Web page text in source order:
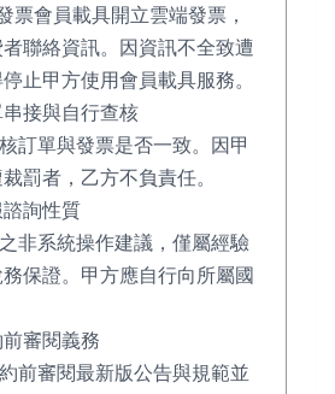
票會員載具開立雲端發票，
聯絡資訊。因資訊不全致遭
止甲方使用會員載具服務。
接與自行查核
訂單與發票是否一致。因甲
罰者，乙方不負責任。
詢性質
非系統操作建議，僅屬經驗
保證。甲方應自行向所屬國
審閱義務
前審閱最新版公告與規範並